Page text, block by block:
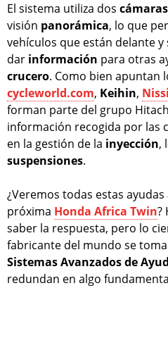
El sistema utiliza dos cámaras
visión panorámica, lo que
vehículos que están delante
dar información para otras
crucero. Como bien apuntan
cycleworld.com, Keihin,
forman parte del grupo
información recogida por las
en la gestión de la inyección,
suspensiones.
¿Veremos todas estas
próxima Honda Africa Twin?
saber la respuesta, pero lo
fabricante del mundo se
Sistemas Avanzados de
redundan en algo